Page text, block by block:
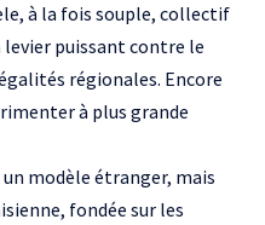
à la fois souple, collectif
puissant contre le
régionales. Encore
à plus grande
modèle étranger, mais
fondée sur les